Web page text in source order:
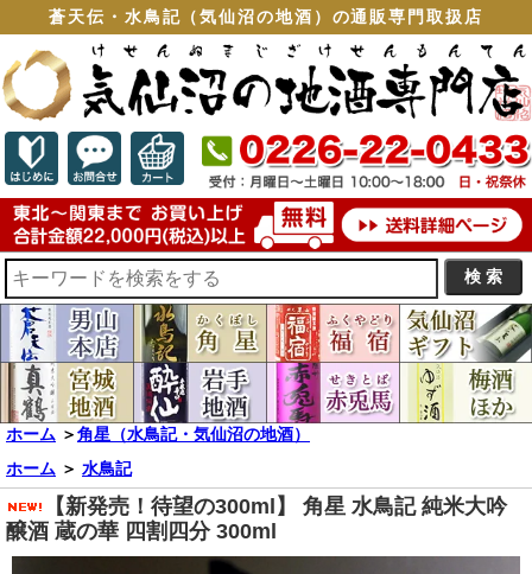
蒼天伝・水鳥記（気仙沼の地酒）の通販専門取扱店
ホーム ＞角星（水鳥記・気仙沼の地酒）
ホーム ＞ 水鳥記
【新発売！待望の300ml】 角星 水鳥記 純米大吟
醸酒 蔵の華 四割四分 300ml